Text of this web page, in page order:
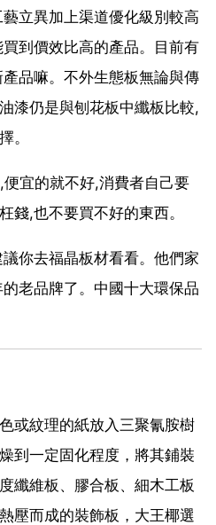
立異加上渠道優化級別較高
到價效比高的產品。目前有
品嘛。不外生態板無論與傳
漆仍是與刨花板中纖板比較,
。
宜的就不好,消費者自己要
錢,也不要買不好的東西。
你去福晶板材看看。他們家
老品牌了。中國十大環保品
或紋理的紙放入三聚氰胺樹
到一定固化程度，將其鋪裝
纖維板、膠合板、細木工板
壓而成的裝飾板，大王椰選